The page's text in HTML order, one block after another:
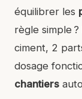
équilibrer les
règle simple
ciment, 2
dosage
chantiers